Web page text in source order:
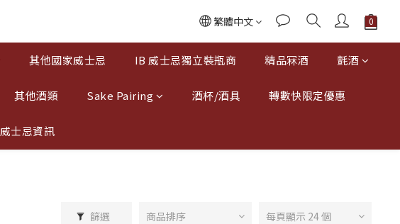
繁體中文
其他國家威士忌 IB 威士忌獨立裝瓶商 精品冧酒 氈酒
其他酒類 Sake Pairing 酒杯/酒具 轉數快限定優惠
威士忌資訊
篩選 商品排序 每頁顯示 24 個